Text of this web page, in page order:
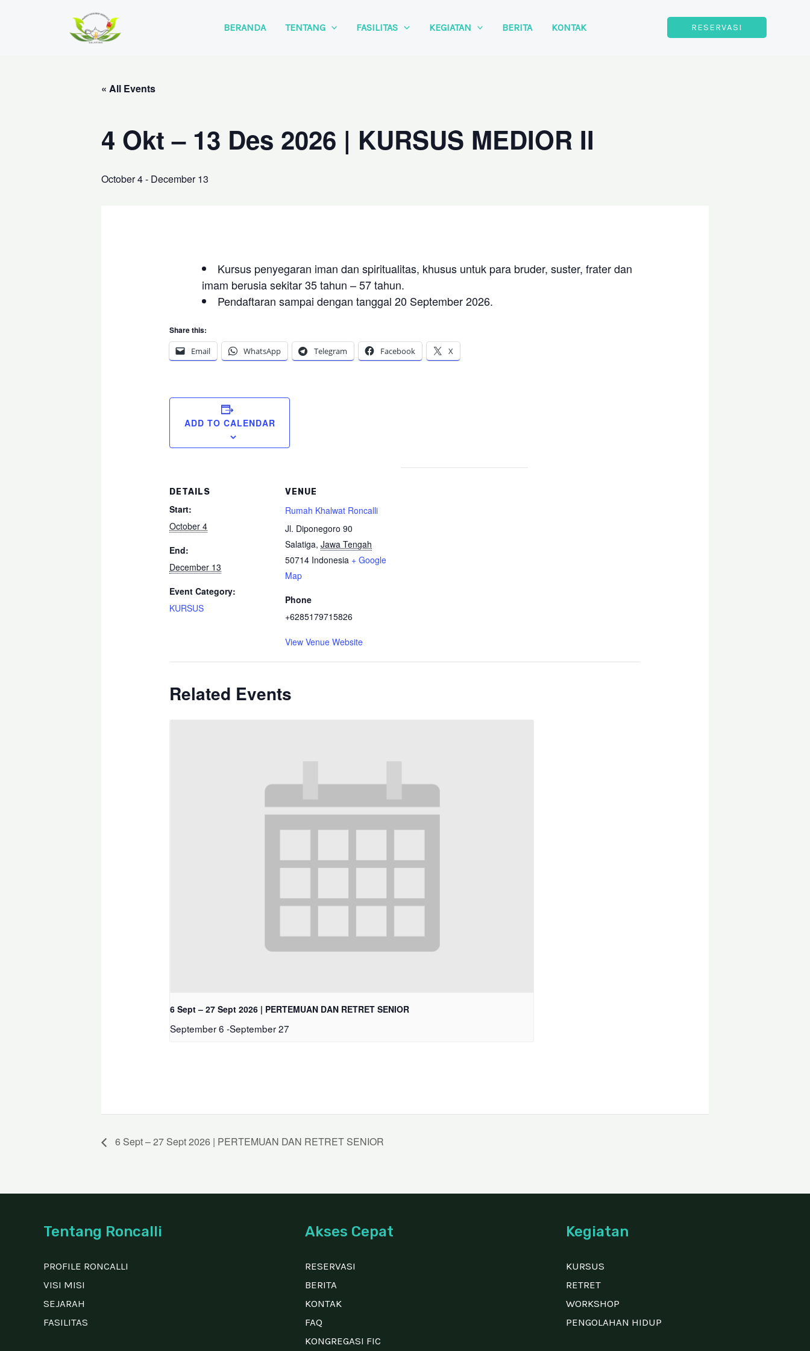
BERANDA TENTANG FASILITAS KEGIATAN BERITA KONTAK RESERVASI
« All Events
4 Okt – 13 Des 2026 | KURSUS MEDIOR II
October 4- December 13
Kursus penyegaran iman dan spiritualitas, khusus untuk para bruder, suster, frater dan
imam berusia sekitar 35 tahun – 57 tahun.
Pendaftaran sampai dengan tanggal 20 September 2026.
Share this:
Email
WhatsApp Telegram Facebook X
ADD TO CALENDAR
DETAILS
Start:
October 4
End:
December 13
Event Category:
KURSUS
VENUE
Rumah Khalwat Roncalli
Jl. Diponegoro 90
Salatiga, Jawa Tengah
50714 Indonesia + Google
Map
Phone
+6285179715826
View Venue Website
Related Events
6 Sept – 27 Sept 2026 | PERTEMUAN DAN RETRET SENIOR
September 6 -September 27
6 Sept – 27 Sept 2026 | PERTEMUAN DAN RETRET SENIOR
Tentang Roncalli
PROFILE RONCALLI
VISI MISI
SEJARAH
FASILITAS
Akses Cepat
RESERVASI
BERITA
KONTAK
FAQ
KONGREGASI FIC
Kegiatan
KURSUS
RETRET
WORKSHOP
PENGOLAHAN HIDUP